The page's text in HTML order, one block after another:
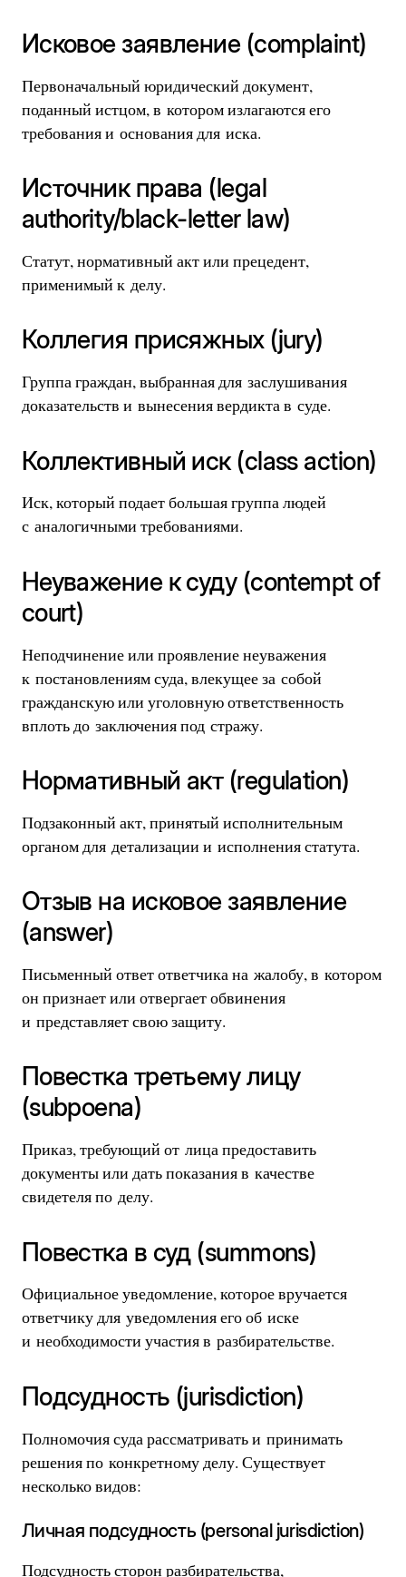
Исковое заявление (complaint)
Первоначальный юридический документ,
поданный истцом, в котором излагаются его
требования и основания для иска.
Источник права (legal
authority/black-letter law)
Статут, нормативный акт или прецедент,
применимый к делу.
Коллегия присяжных (jury)
Группа граждан, выбранная для заслушивания
доказательств и вынесения вердикта в суде.
Коллективный иск (class action)
Иск, который подает большая группа людей
с аналогичными требованиями.
Неуважение к суду (contempt of
court)
Неподчинение или проявление неуважения
к постановлениям суда, влекущее за собой
гражданскую или уголовную ответственность
вплоть до заключения под стражу.
Нормативный акт (regulation)
Подзаконный акт, принятый исполнительным
органом для детализации и исполнения статута.
Отзыв на исковое заявление
(answer)
Письменный ответ ответчика на жалобу, в котором
он признает или отвергает обвинения
и представляет свою защиту.
Повестка третьему лицу
(subpoena)
Приказ, требующий от лица предоставить
документы или дать показания в качестве
свидетеля по делу.
Повестка в суд (summons)
Официальное уведомление, которое вручается
ответчику для уведомления его об иске
и необходимости участия в разбирательстве.
Подсудность (jurisdiction)
Полномочия суда рассматривать и принимать
решения по конкретному делу. Существует
несколько видов:
Личная подсудность (personal jurisdiction)
Подсудность сторон разбирательства,